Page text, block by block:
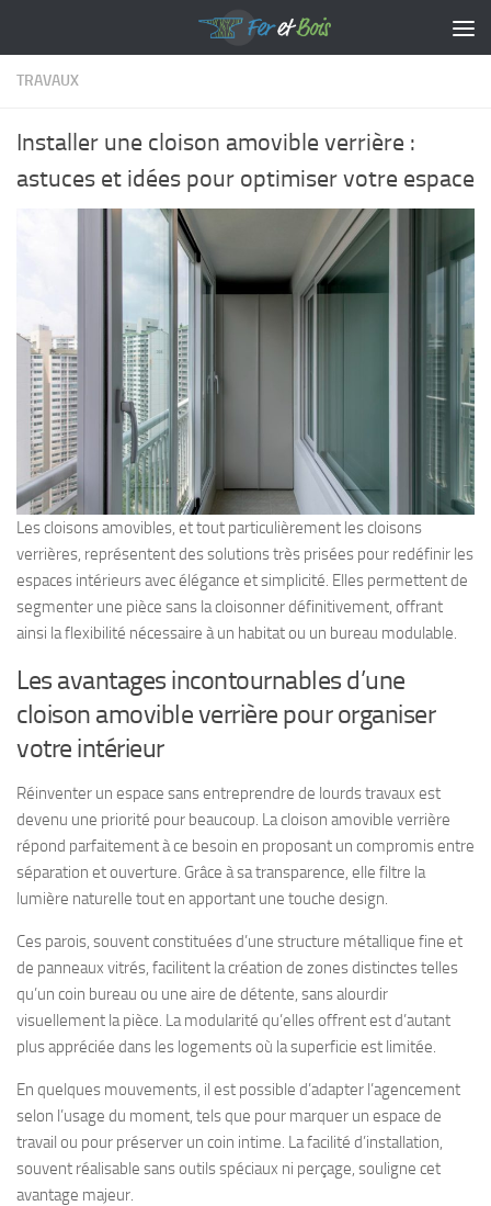
TRAVAUX
Installer une cloison amovible verrière :
astuces et idées pour optimiser votre espace
Les cloisons amovibles, et tout particulièrement les cloisons
verrières, représentent des solutions très prisées pour redéfinir les
espaces intérieurs avec élégance et simplicité. Elles permettent de
segmenter une pièce sans la cloisonner définitivement, offrant
ainsi la flexibilité nécessaire à un habitat ou un bureau modulable.
Les avantages incontournables d’une
cloison amovible verrière pour organiser
votre intérieur
Réinventer un espace sans entreprendre de lourds travaux est
devenu une priorité pour beaucoup. La cloison amovible verrière
répond parfaitement à ce besoin en proposant un compromis entre
séparation et ouverture. Grâce à sa transparence, elle filtre la
lumière naturelle tout en apportant une touche design.
Ces parois, souvent constituées d’une structure métallique fine et
de panneaux vitrés, facilitent la création de zones distinctes telles
qu’un coin bureau ou une aire de détente, sans alourdir
visuellement la pièce. La modularité qu’elles offrent est d’autant
plus appréciée dans les logements où la superficie est limitée.
En quelques mouvements, il est possible d’adapter l’agencement
selon l’usage du moment, tels que pour marquer un espace de
travail ou pour préserver un coin intime. La facilité d’installation,
souvent réalisable sans outils spéciaux ni perçage, souligne cet
avantage majeur.